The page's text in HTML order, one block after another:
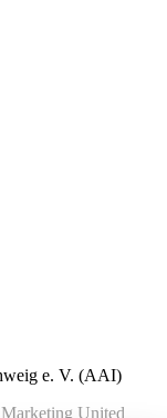
e. V. (AAI)
United